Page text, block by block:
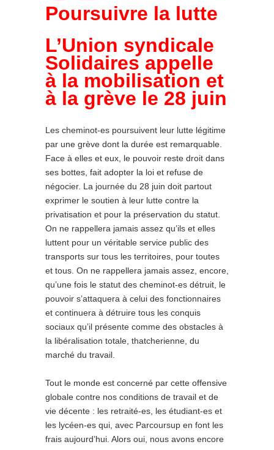
Poursuivre la lutte
L’Union syndicale
Solidaires appelle
à la mobilisation et
à la grève le 28 juin
Les cheminot-es poursuivent leur lutte légitime
par une grève dont la durée est remarquable.
Face à elles et eux, le pouvoir reste droit dans
ses bottes, fait adopter la loi et refuse de
négocier. La journée du 28 juin doit partout
exprimer le soutien à leur lutte contre la
privatisation et pour la préservation du statut.
On ne rappellera jamais assez qu’ils et elles
luttent pour un véritable service public des
transports sur tous les territoires, pour toutes
et tous. On ne rappellera jamais assez, encore,
qu’une fois le statut des cheminot-es détruit, le
pouvoir s’attaquera à celui des fonctionnaires
et continuera à détruire tous les conquis
sociaux qu’il présente comme des obstacles à
la libéralisation totale, thatcherienne, du
marché du travail.
Tout le monde est concerné par cette offensive
globale contre nos conditions de travail et de
vie décente : les retraité-es, les étudiant-es et
les lycéen-es qui, avec Parcoursup en font les
frais aujourd’hui. Alors oui, nous avons encore